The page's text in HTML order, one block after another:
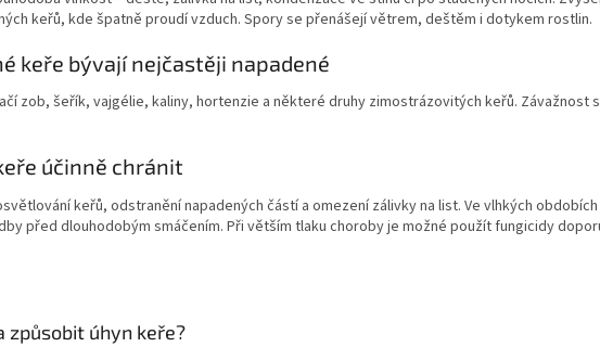
keřů, kde špatně proudí vzduch. Spory se přenášejí větrem, deštěm i dotykem rostlin.
keře bývají nejčastěji napadené
zob, šeřík, vajgélie, kaliny, hortenzie a některé druhy zimostrázovitých keřů. Závažnost
účinně chránit
keřů, odstranění napadených částí a omezení zálivky na list. Ve vlhkých
před dlouhodobým smáčením. Při větším tlaku choroby je možné použít fungicidy
způsobit úhyn keře?